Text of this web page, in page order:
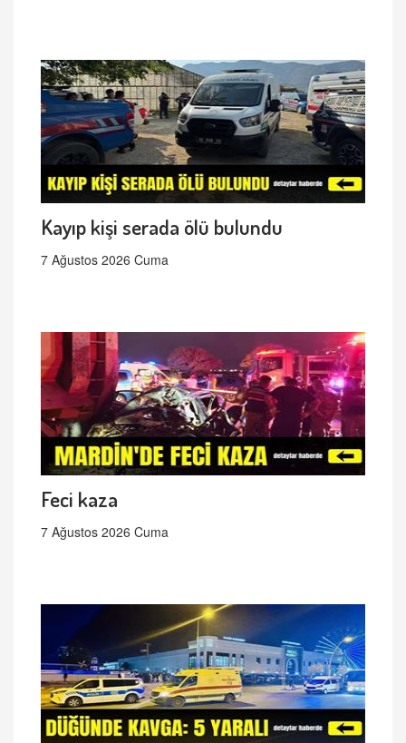
Kayıp kişi serada ölü bulundu
7 Ağustos 2026 Cuma
Feci kaza
7 Ağustos 2026 Cuma